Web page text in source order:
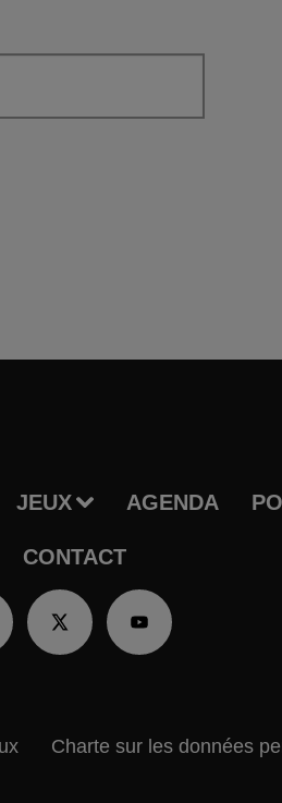
JEUX AGENDA
CONTACT
Charte sur les données